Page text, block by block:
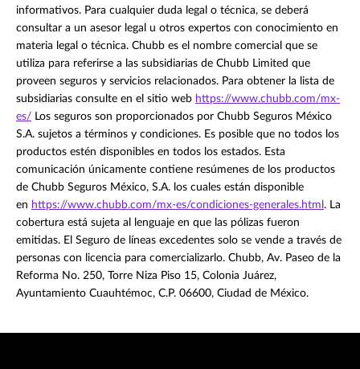
informativos. Para cualquier duda legal o técnica, se deberá
consultar a un asesor legal u otros expertos con conocimiento en
materia legal o técnica. Chubb es el nombre comercial que se
utiliza para referirse a las subsidiarias de Chubb Limited que
proveen seguros y servicios relacionados. Para obtener la lista de
subsidiarias consulte en el sitio web https://www.chubb.com/mx-
es/ Los seguros son proporcionados por Chubb Seguros México
S.A. sujetos a términos y condiciones. Es posible que no todos los
productos estén disponibles en todos los estados. Esta
comunicación únicamente contiene resúmenes de los productos
de Chubb Seguros México, S.A. los cuales están disponible
en https://www.chubb.com/mx-es/condiciones-generales.html . La
cobertura está sujeta al lenguaje en que las pólizas fueron
emitidas. El Seguro de líneas excedentes solo se vende a través de
personas con licencia para comercializarlo. Chubb, Av. Paseo de la
Reforma No. 250, Torre Niza Piso 15, Colonia Juárez,
Ayuntamiento Cuauhtémoc, C.P. 06600, Ciudad de México.